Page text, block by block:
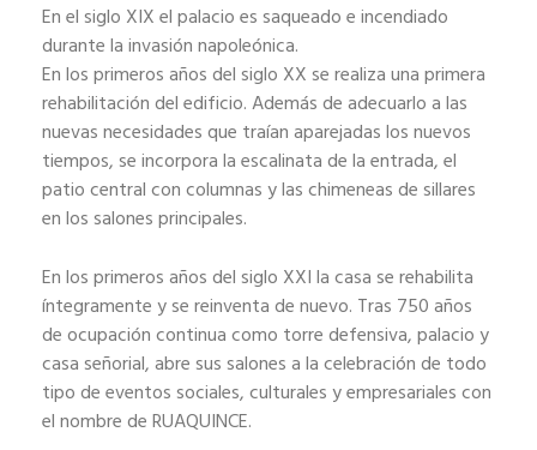
En el siglo XIX el palacio es saqueado e incendiado
durante la invasión napoleónica.
En los primeros años del siglo XX se realiza una primera
rehabilitación del edificio. Además de adecuarlo a las
nuevas necesidades que traían aparejadas los nuevos
tiempos, se incorpora la escalinata de la entrada, el
patio central con columnas y las chimeneas de sillares
en los salones principales.
En los primeros años del siglo XXI la casa se rehabilita
íntegramente y se reinventa de nuevo. Tras 750 años
de ocupación continua como torre defensiva, palacio y
casa señorial, abre sus salones a la celebración de todo
tipo de eventos sociales, culturales y empresariales con
el nombre de RUAQUINCE.